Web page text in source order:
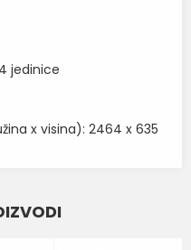
jedinice
x visina): 2464 x 635
PALETE ZA